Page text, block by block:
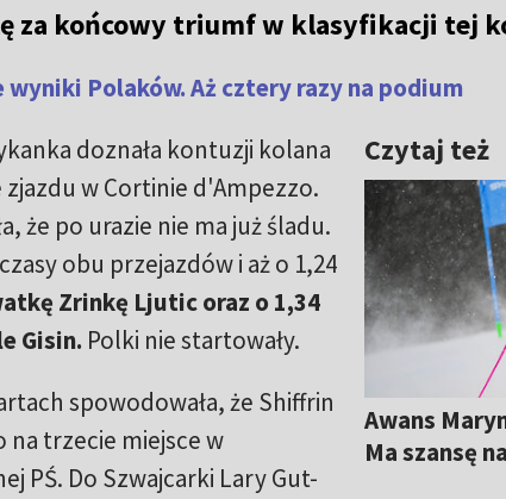
za końcowy triumf w klasyfikacji tej
wyniki Polaków. Aż cztery razy na podium
Czytaj też
Awans
Ma szansę
doznała kontuzji kolana
zjazdu w Cortinie d'Ampezzo.
że po urazie nie ma już śladu.
obu przejazdów i aż o 1,24
Zrinkę Ljutic oraz o 1,34
Gisin. Polki nie startowały.
spowodowała, że Shiffrin
na trzecie miejsce w
PŚ. Do Szwajcarki Lary Gut-